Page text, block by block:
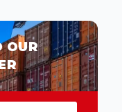
OUR